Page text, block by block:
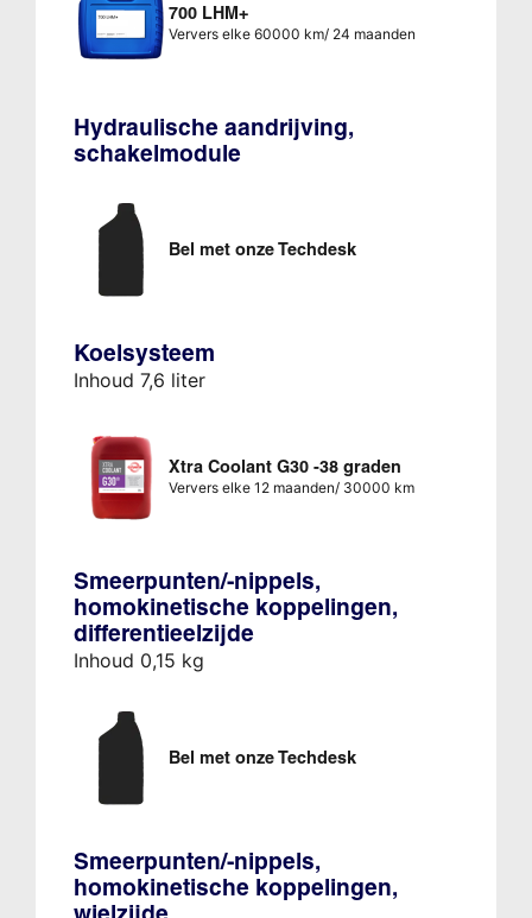
700 LHM+
Ververs elke 60000 km/ 24 maanden
Hydraulische aandrijving,
schakelmodule
Bel met onze Techdesk
Koelsysteem
Inhoud 7,6 liter
Xtra Coolant G30 -38 graden
Ververs elke 12 maanden/ 30000 km
Smeerpunten/-nippels,
homokinetische koppelingen,
differentieelzijde
Inhoud 0,15 kg
Bel met onze Techdesk
Smeerpunten/-nippels,
homokinetische koppelingen,